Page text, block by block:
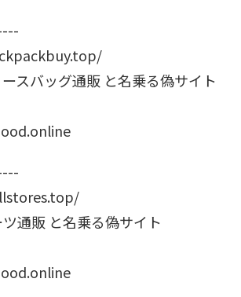
スバッグ通販 と名乗る偽サイト
通販 と名乗る偽サイト